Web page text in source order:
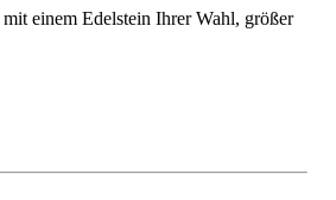
einem Edelstein Ihrer Wahl, größer